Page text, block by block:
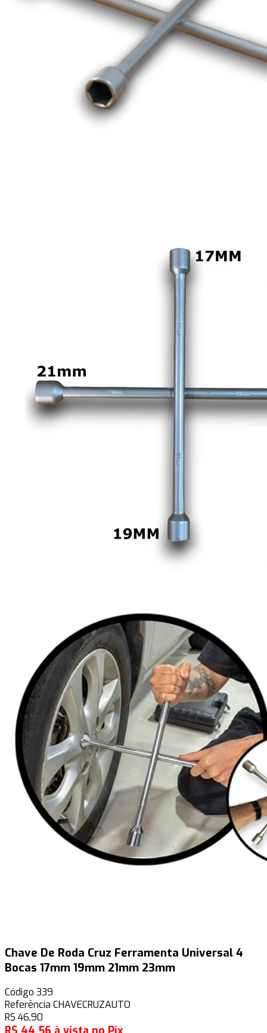
Chave De Roda Cruz Ferramenta Universal 4
Bocas 17mm 19mm 21mm 23mm
Código 339
Referência CHAVECRUZAUTO
R$ 46,90